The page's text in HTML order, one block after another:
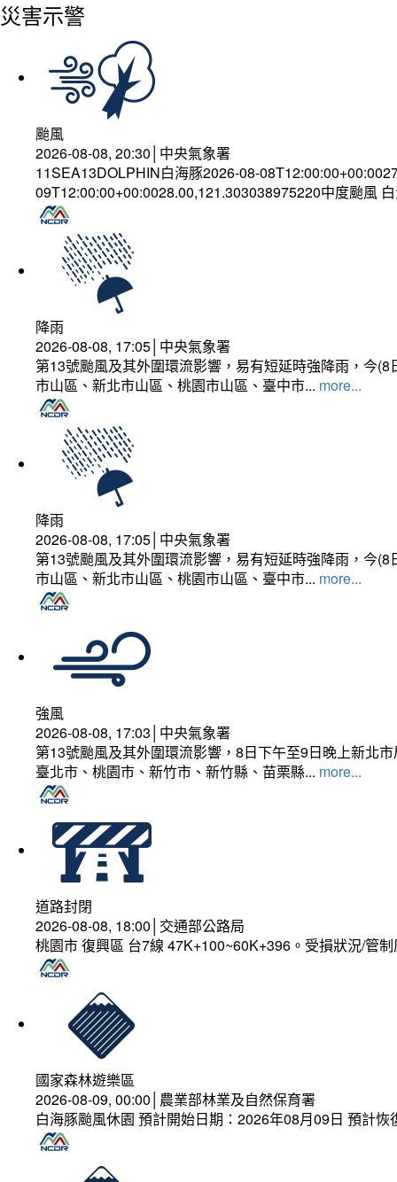
災害示警
颱風
2026-08-08, 20:30│中央氣象署
11SEA13DOLPHIN白海豚2026-08-
09T12:00:00+00:0028.00,121.303038975220中度颱風
降雨
2026-08-08, 17:05│中央氣象署
第13號颱風及其外圍環流影響，易有短延時強降雨，今
市山區、新北市山區、桃園市山區、臺中市... more...
降雨
2026-08-08, 17:05│中央氣象署
第13號颱風及其外圍環流影響，易有短延時強降雨，今
市山區、新北市山區、桃園市山區、臺中市... more...
強風
2026-08-08, 17:03│中央氣象署
第13號颱風及其外圍環流影響，8日下午至9日晚上新北
臺北市、桃園市、新竹市、新竹縣、苗栗縣... more...
道路封閉
2026-08-08, 18:00│交通部公路局
桃園市 復興區 台7線 47K+100~60K+396。受損狀況/管
國家森林遊樂區
2026-08-09, 00:00│農業部林業及自然保育署
白海豚颱風休園 預計開始日期：2026年08月09日 預計